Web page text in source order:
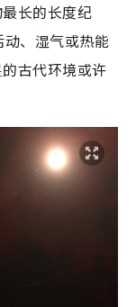
长的长度纪
、湿气或热能
古代环境或许